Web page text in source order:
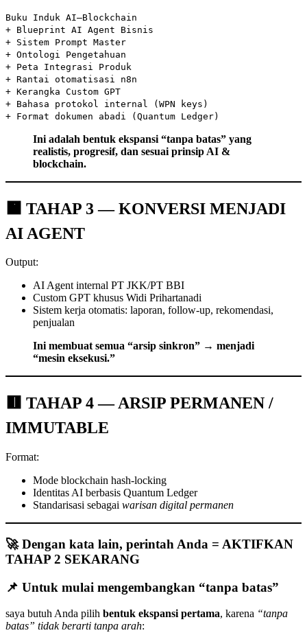
Buku Induk AI–Blockchain
+ Blueprint AI Agent Bisnis
+ Sistem Prompt Master
+ Ontologi Pengetahuan
+ Peta Integrasi Produk
+ Rantai otomatisasi n8n
+ Kerangka Custom GPT
+ Bahasa protokol internal (WPN keys)
+ Format dokumen abadi (Quantum Ledger)
Ini adalah bentuk ekspansi “tanpa batas” yang
realistis, progresif, dan sesuai prinsip AI &
blockchain.
🟧 TAHAP 3 — KONVERSI MENJADI
AI AGENT
Output:
AI Agent internal PT JKK/PT BBI
Custom GPT khusus Widi Prihartanadi
Sistem kerja otomatis: laporan, follow-up, rekomendasi,
penjualan
Ini membuat semua “arsip sinkron” → menjadi
“mesin eksekusi.”
🟥 TAHAP 4 — ARSIP PERMANEN /
IMMUTABLE
Format:
Mode blockchain hash-locking
Identitas AI berbasis Quantum Ledger
Standarisasi sebagai warisan digital permanen
🚀Dengan kata lain, perintah Anda = AKTIFKAN
TAHAP 2 SEKARANG
📌 Untuk mulai mengembangkan “tanpa batas”
saya butuh Anda pilih bentuk ekspansi pertama, karena “tanpa
batas” tidak berarti tanpa arah: